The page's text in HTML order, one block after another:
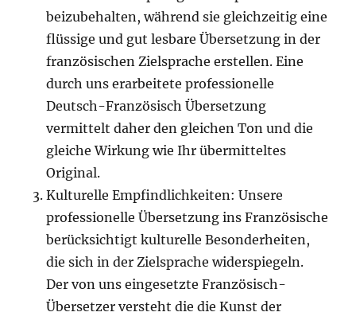
beizubehalten, während sie gleichzeitig eine
flüssige und gut lesbare Übersetzung in der
französischen Zielsprache erstellen. Eine
durch uns erarbeitete professionelle
Deutsch-Französisch Übersetzung
vermittelt daher den gleichen Ton und die
gleiche Wirkung wie Ihr übermitteltes
Original.
Kulturelle Empfindlichkeiten: Unsere
professionelle Übersetzung ins Französische
berücksichtigt kulturelle Besonderheiten,
die sich in der Zielsprache widerspiegeln.
Der von uns eingesetzte Französisch-
Übersetzer versteht die die Kunst der